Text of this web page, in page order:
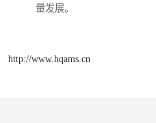
量发展。
http://www.hqams.cn